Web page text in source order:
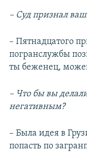
– Суд признал
– Пятнадцатого
погранслужбы
ты беженец,
– Что бы вы
негативным?
– Была идея в
попасть по